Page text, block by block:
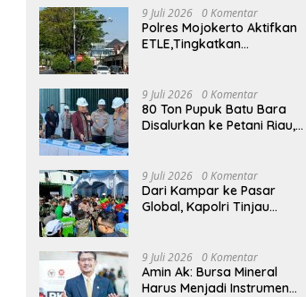
9 Juli 2026 0 Komentar
Polres Mojokerto Aktifkan
ETLE,Tingkatkan
9 Juli 2026 0 Komentar
80 Ton Pupuk Batu Bara
Disalurkan ke Petani Riau,
9 Juli 2026 0 Komentar
Dari Kampar ke Pasar
Global, Kapolri Tinjau
9 Juli 2026 0 Komentar
Amin Ak: Bursa Mineral
Harus Menjadi Instrumen